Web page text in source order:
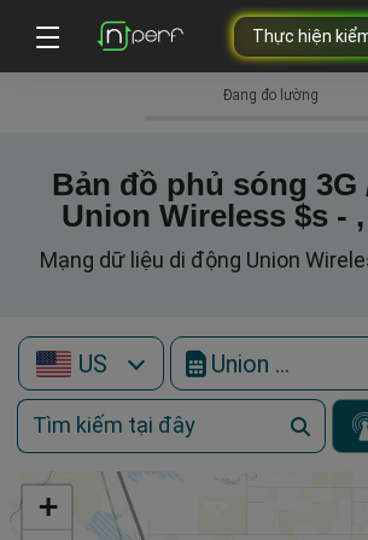
Thực hiện
Đang đo lường
Bản đồ phủ sóng 3G
Union Wireless $s -
Mạng dữ liệu di động Union
US Union Wireless
+